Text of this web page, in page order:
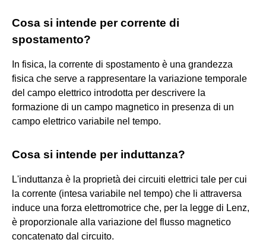
Cosa si intende per corrente di
spostamento?
In fisica, la corrente di spostamento è una grandezza
fisica che serve a rappresentare la variazione temporale
del campo elettrico introdotta per descrivere la
formazione di un campo magnetico in presenza di un
campo elettrico variabile nel tempo.
Cosa si intende per induttanza?
L'induttanza è la proprietà dei circuiti elettrici tale per cui
la corrente (intesa variabile nel tempo) che li attraversa
induce una forza elettromotrice che, per la legge di Lenz,
è proporzionale alla variazione del flusso magnetico
concatenato dal circuito.